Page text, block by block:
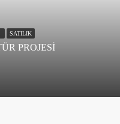
PROJESİ
SATILIK